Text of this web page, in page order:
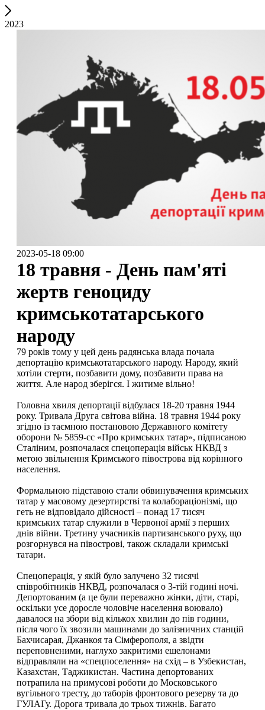
2023
2023-05-18 09:00
18 травня - День пам'яті
жертв геноциду
кримськотатарського
народу
79 років тому у цей день радянська влада почала
депортацію кримськотатарського народу. Народу, який
хотіли стерти, позбавити дому, позбавити права на
життя. Але народ зберігся. І житиме вільно!
Головна хвиля депортації відбулася 18-20 травня 1944
року. Тривала Друга світова війна. 18 травня 1944 року
згідно із таємною постановою Державного комітету
оборони № 5859-сс «Про кримських татар», підписаною
Сталіним, розпочалася спецоперація військ НКВД з
метою звільнення Кримського півострова від корінного
населення.
Формальною підставою стали обвинувачення кримських
татар у масовому дезертирстві та колабораціонізмі, що
геть не відповідало дійсності – понад 17 тисяч
кримських татар служили в Червоної армії з перших
днів війни. Третину учасників партизанського руху, що
розгорнувся на півострові, також складали кримські
татари.
Спецоперація, у якій було залучено 32 тисячі
співробітників НКВД, розпочалася о 3-тій годині ночі.
Депортованим (а це були переважно жінки, діти, старі,
оскільки усе доросле чоловіче населення воювало)
давалося на збори від кількох хвилин до пів години,
після чого їх звозили машинами до залізничних станцій
Бахчисарая, Джанкоя та Сімферополя, а звідти
переповненими, наглухо закритими ешелонами
відправляли на «спецпоселення» на схід – в Узбекистан,
Казахстан, Таджикистан. Частина депортованих
потрапила на примусові роботи до Московського
вугільного тресту, до таборів фронтового резерву та до
ГУЛАГу. Дорога тривала до трьох тижнів. Багато